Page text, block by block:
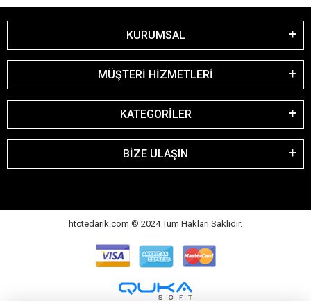
KURUMSAL
MÜŞTERİ HİZMETLERİ
KATEGORİLER
BİZE ULAŞIN
htctedarik.com © 2024 Tüm Hakları Saklıdır.